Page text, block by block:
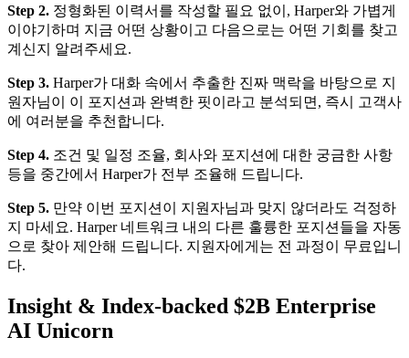
Step 2. 정형화된 이력서를 작성할 필요 없이, Harper와 가볍게
이야기하며 지금 어떤 상황이고 다음으로는 어떤 기회를 찾고
계신지 알려주세요.
Step 3. Harper가 대화 속에서 추출한 진짜 맥락을 바탕으로 지
원자님이 이 포지션과 완벽한 핏이라고 분석되면, 즉시 고객사
에 여러분을 추천합니다.
Step 4. 조건 및 일정 조율, 회사와 포지션에 대한 궁금한 사항
등을 중간에서 Harper가 전부 조율해 드립니다.
Step 5. 만약 이번 포지션이 지원자님과 맞지 않더라도 걱정하
지 마세요. Harper 네트워크 내의 다른 훌륭한 포지션들을 자동
으로 찾아 제안해 드립니다. 지원자에게는 전 과정이 무료입니
다.
Insight & Index-backed $2B Enterprise
AI Unicorn